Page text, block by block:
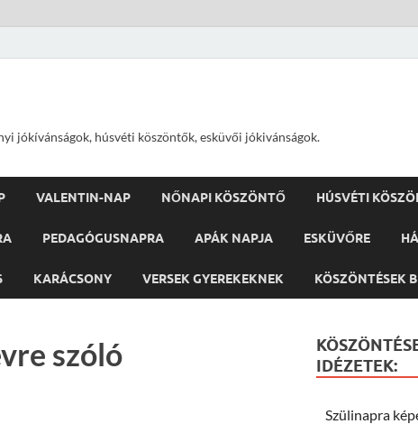
jókívánságok, húsvéti köszöntők, esküvői jókivánságok.
VALENTIN-NAP NŐNAPI KÖSZÖNTŐ HÚSVÉTI
PEDAGÓGUSNAPRA APÁK NAPJA ESKÜVŐRE
KARÁCSONY VERSEK GYEREKEKNEK KÖSZÖNTÉSEK
szóló
IDÉZETEK:
Szülinapra